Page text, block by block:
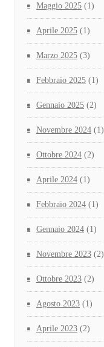
Maggio 2025 (1)
Aprile 2025 (1)
Marzo 2025 (3)
Febbraio 2025 (1)
Gennaio 2025 (2)
Novembre 2024 (1)
Ottobre 2024 (2)
Aprile 2024 (1)
Febbraio 2024 (1)
Gennaio 2024 (1)
Novembre 2023 (2)
Ottobre 2023 (2)
Agosto 2023 (1)
Aprile 2023 (2)